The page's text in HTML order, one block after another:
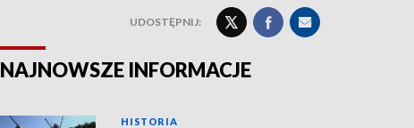
UDOSTĘPNIJ:
NAJNOWSZE INFORMACJE
HISTORIA